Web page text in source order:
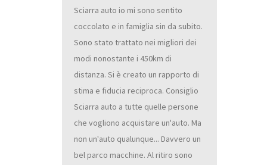
Sciarra auto io mi sono sentito
coccolato e in famiglia sin da subito.
Sono stato trattato nei migliori dei
modi nonostante i 450km di
distanza. Si è creato un rapporto di
stima e fiducia reciproca. Consiglio
Sciarra auto a tutte quelle persone
che vogliono acquistare un'auto. Ma
non un'auto qualunque... Davvero un
bel parco macchine. Al ritiro sono